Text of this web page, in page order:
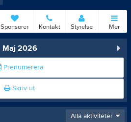
Sponsorer Kontakt Styrelse Mer
Maj 2026
Prenumerera
Skriv ut
Alla aktiviteter